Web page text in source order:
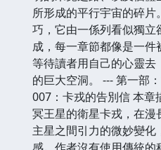
所形成的平行宇宙的碎
巧，它由一係列看似獨
成，每一章節都像是一件
等待讀者用自己的心靈
的巨大空洞。 --- 第一部
007：卡戎的告別信 本章
冥王星的衛星卡戎，在
主星之間引力的微妙變